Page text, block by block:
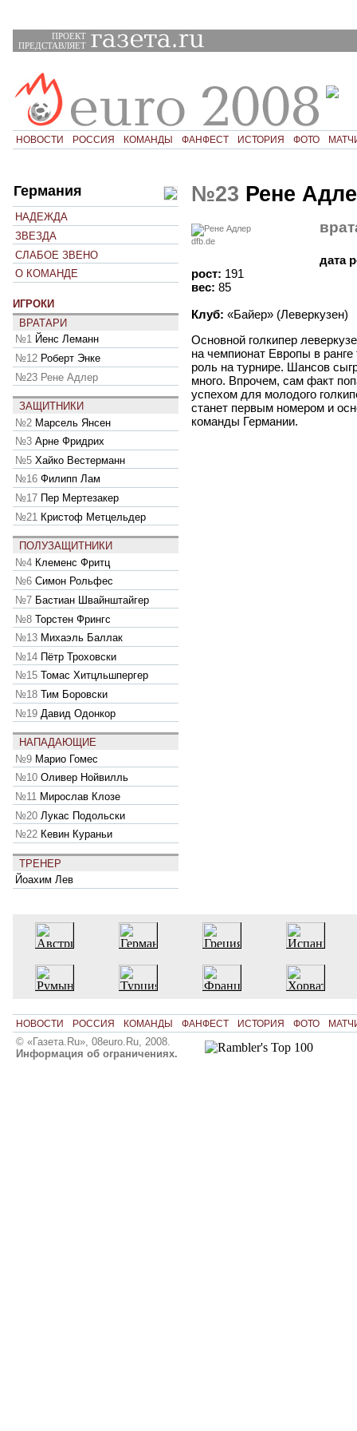
ПРОЕКТ
ПРЕДСТАВЛЯЕТ
НОВОСТИ РОССИЯ КОМАНДЫ ФАНФЕСТ ИСТОРИЯ ФОТО
Германия
НАДЕЖДА
ЗВЕЗДА
СЛАБОЕ ЗВЕНО
О КОМАНДЕ
ИГРОКИ
ВРАТАРИ
№1 Йенс Леманн
№12 Роберт Энке
№23 Рене Адлер
ЗАЩИТНИКИ
№2 Марсель Янсен
№3 Арне Фридрих
№5 Хайко Вестерманн
№16 Филипп Лам
№17 Пер Мертезакер
№21 Кристоф Метцельдер
ПОЛУЗАЩИТНИКИ
№4 Клеменс Фритц
№6 Симон Рольфес
№7 Бастиан Швайнштайгер
№8 Торстен Фрингс
№13 Михаэль Баллак
№14 Пётр Троховски
№15 Томас Хитцльшпергер
№18 Тим Боровски
№19 Давид Одонкор
НАПАДАЮЩИЕ
№9 Марио Гомес
№10 Оливер Нойвилль
№11 Мирослав Клозе
№20 Лукас Подольски
№22 Кевин Кураньи
ТРЕНЕР
Йоахим Лев
№23 Рене
dfb.de
дата
рост: 191
вес: 85
Клуб: «Байер» (Леверкузен)
Основной голкипер
на чемпионат Европы в
роль на турнире. Шансов
много. Впрочем, сам факт
успехом для молодого
станет первым номером и
команды Германии.
НОВОСТИ РОССИЯ КОМАНДЫ ФАНФЕСТ ИСТОРИЯ ФОТО
© «Газета.Ru», 08euro.Ru, 2008.
Информация об ограничениях.